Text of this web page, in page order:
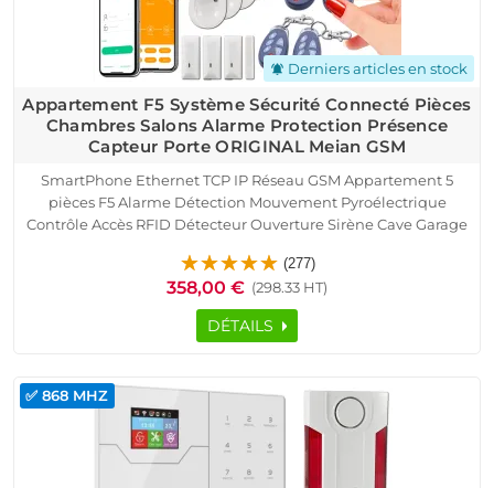
notifications_active Derniers articles en stock
Appartement F5 Système Sécurité Connecté Pièces
Chambres Salons Alarme Protection Présence
Capteur Porte ORIGINAL Meian GSM
SmartPhone Ethernet TCP IP Réseau GSM Appartement 5
pièces F5 Alarme Détection Mouvement Pyroélectrique
Contrôle Accès RFID Détecteur Ouverture Sirène Cave Garage
Capteur Porte Fenêtre Télécommande
(277)
358,00 € (298.33 HT)
DÉTAILS
✅ 868 MHZ